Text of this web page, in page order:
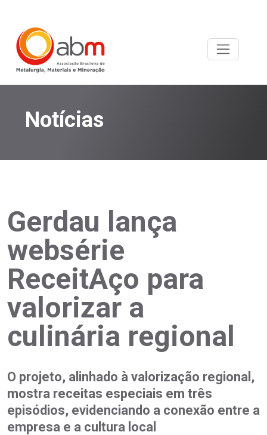
Notícias
Gerdau lança
websérie
ReceitAço para
valorizar a
culinária regional
O projeto, alinhado à valorização regional,
mostra receitas especiais em três
episódios, evidenciando a conexão entre a
empresa e a cultura local